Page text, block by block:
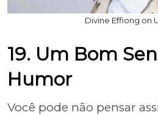
Divine Effiong on
19. Um Bom
Humor
Você pode não pensar